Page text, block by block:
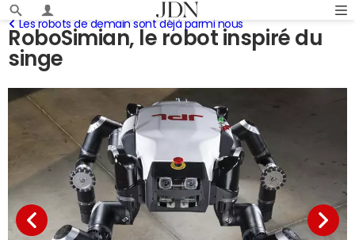
RoboSimian, le robot inspiré du
singe
Les robots de demain sont déjà parmi nous